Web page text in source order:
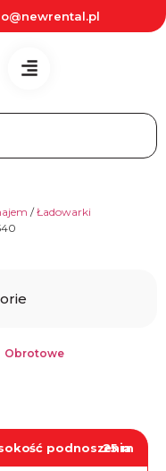
/Ładowarki
Obrotowe
podnoszenia
25 m